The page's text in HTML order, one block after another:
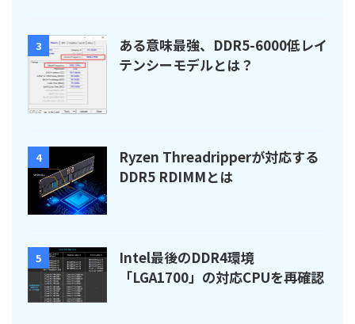
3
ある意味最強、DDR5-6000低レイ
テンシーモデルとは？
4
Ryzen Threadripperが対応する
DDR5 RDIMMとは
5
Intel最後のDDR4環境
「LGA1700」の対応CPUを再確認